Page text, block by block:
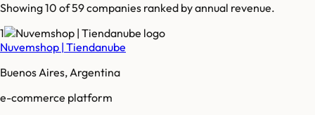
Showing 10 of59companies ranked by annual revenue.
1
Nuvemshop | Tiendanube
Buenos Aires, Argentina
e-commerce platform